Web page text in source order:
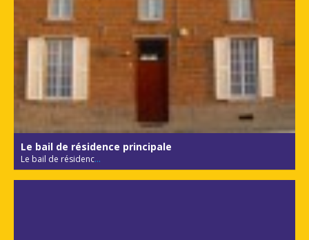
Le bail de résidence principale
Le bail de résidenc...